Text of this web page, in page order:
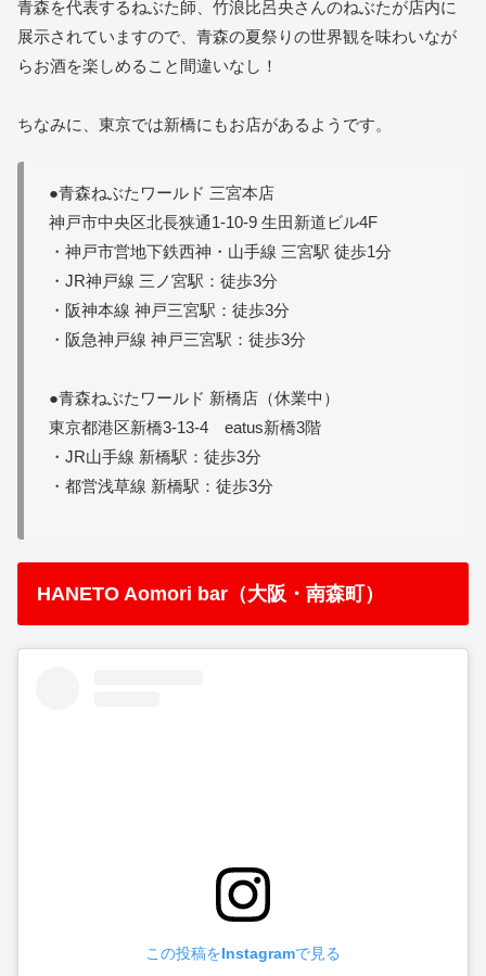
青森を代表するねぶた師、竹浪比呂央さんのねぶたが店内に
展示されていますので、青森の夏祭りの世界観を味わいなが
らお酒を楽しめること間違いなし！
ちなみに、東京では新橋にもお店があるようです。
●青森ねぶたワールド 三宮本店
神戸市中央区北長狭通1-10-9 生田新道ビル4F
・神戸市営地下鉄西神・山手線 三宮駅 徒歩1分
・JR神戸線 三ノ宮駅：徒歩3分
・阪神本線 神戸三宮駅：徒歩3分
・阪急神戸線 神戸三宮駅：徒歩3分
●青森ねぶたワールド 新橋店（休業中）
東京都港区新橋3-13-4 eatus新橋3階
・JR山手線 新橋駅：徒歩3分
・都営浅草線 新橋駅：徒歩3分
HANETO Aomori bar（大阪・南森町）
この投稿をInstagramで見る